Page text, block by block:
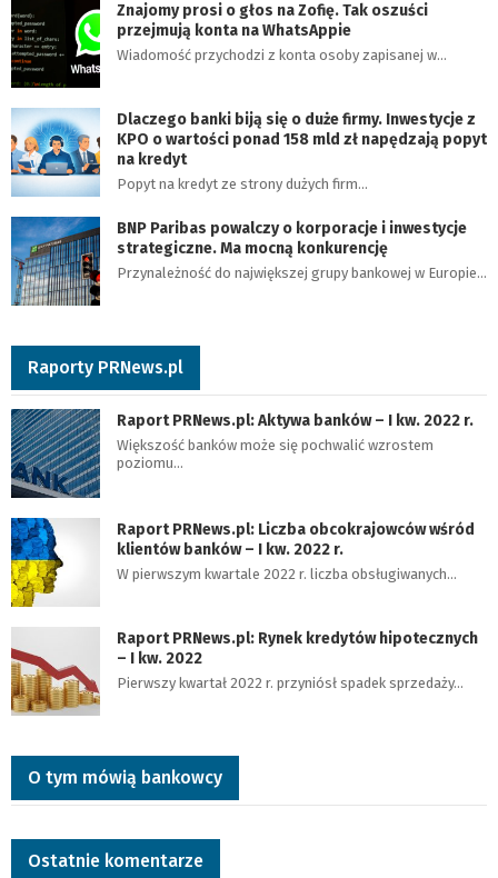
Znajomy prosi o głos na Zofię. Tak oszuści
przejmują konta na WhatsAppie
Wiadomość przychodzi z konta osoby zapisanej w…
Dlaczego banki biją się o duże firmy. Inwestycje z
KPO o wartości ponad 158 mld zł napędzają popyt
na kredyt
Popyt na kredyt ze strony dużych firm…
BNP Paribas powalczy o korporacje i inwestycje
strategiczne. Ma mocną konkurencję
Przynależność do największej grupy bankowej w Europie…
Raporty PRNews.pl
Raport PRNews.pl: Aktywa banków – I kw. 2022 r.
Większość banków może się pochwalić wzrostem
poziomu…
Raport PRNews.pl: Liczba obcokrajowców wśród
klientów banków – I kw. 2022 r.
W pierwszym kwartale 2022 r. liczba obsługiwanych…
Raport PRNews.pl: Rynek kredytów hipotecznych
– I kw. 2022
Pierwszy kwartał 2022 r. przyniósł spadek sprzedaży…
O tym mówią bankowcy
Ostatnie komentarze